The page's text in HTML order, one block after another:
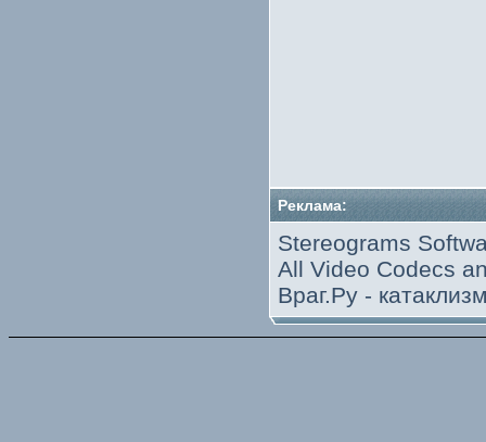
Реклама:
Stereograms
All Video Codecs
Враг.Ру -